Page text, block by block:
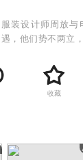
服装设计师周放与
遇，他们势不两立
不断，矛盾丛生。
长，同时在对方身
爱。周放与宋凛彼
模式，在事业上获得
收藏